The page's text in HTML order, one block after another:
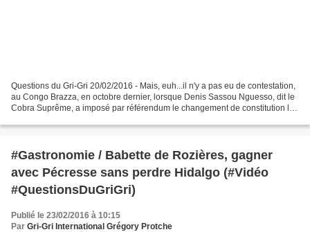
Questions du Gri-Gri 20/02/2016 - Mais, euh...il n'y a pas eu de contestation,
au Congo Brazza, en octobre dernier, lorsque Denis Sassou Nguesso, dit le
Cobra Suprême, a imposé par référendum le changement de constitution lui
#Gastronomie / Babette de Rozières, gagner
avec Pécresse sans perdre Hidalgo (#Vidéo
#QuestionsDuGriGri)
Publié le 23/02/2016 à 10:15
Par Gri-Gri International Grégory Protche